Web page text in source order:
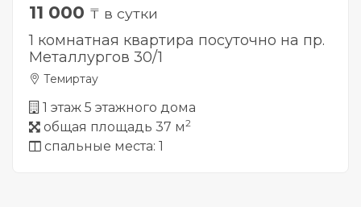
11 000 ₸ в сутки
1 комнатная квартира посуточно на пр.
Металлургов 30/1
Темиртау
1 этаж 5 этажного дома
общая площадь 37 м2
спальные места: 1